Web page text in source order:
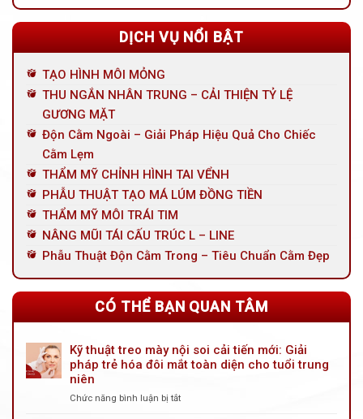
DỊCH VỤ NỔI BẬT
TẠO HÌNH MÔI MỎNG
THU NGẮN NHÂN TRUNG – CẢI THIỆN TỶ LỆ
GƯƠNG MẶT
Độn Cằm Ngoài – Giải Pháp Hiệu Quả Cho Chiếc
Cằm Lẹm
THẨM MỸ CHỈNH HÌNH TAI VỂNH
PHẪU THUẬT TẠO MÁ LÚM ĐỒNG TIỀN
THẨM MỸ MÔI TRÁI TIM
NÂNG MŨI TÁI CẤU TRÚC L – LINE
Phẫu Thuật Độn Cằm Trong – Tiêu Chuẩn Cằm Đẹp
CÓ THỂ BẠN QUAN TÂM
Kỹ thuật treo mày nội soi cải tiến mới: Giải
pháp trẻ hóa đôi mắt toàn diện cho tuổi trung
niên
Chức năng bình luận bị tắt